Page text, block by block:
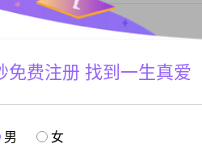
月 薪：5001-8000元
免费注册 找到一生真爱
男 女